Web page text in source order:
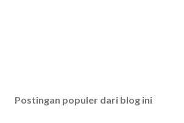
Postingan populer dari blog ini